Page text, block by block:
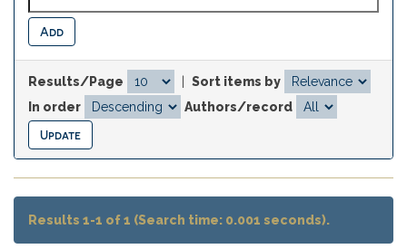
Results/Page
Sort items by
In order
Authors/record
Results 1-1 of 1 (Search time: 0.001 seconds).